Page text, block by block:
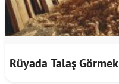
Rüyada Talaş Görmek